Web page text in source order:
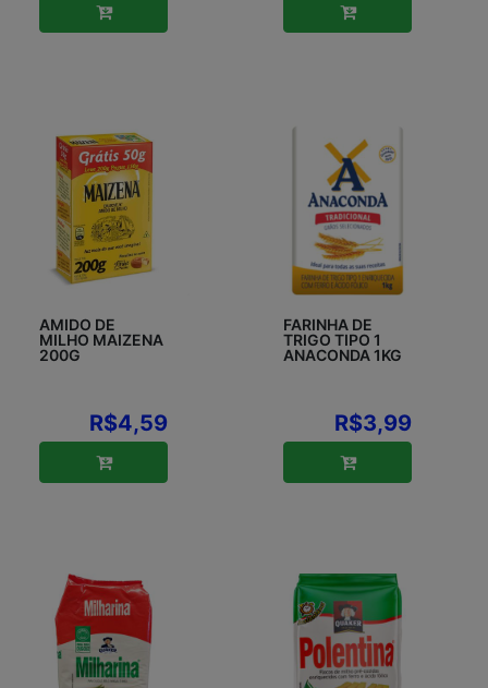
AMIDO DE
MILHO MAIZENA
200G
R$4,59
FARINHA DE
TRIGO TIPO 1
ANACONDA 1KG
R$3,99